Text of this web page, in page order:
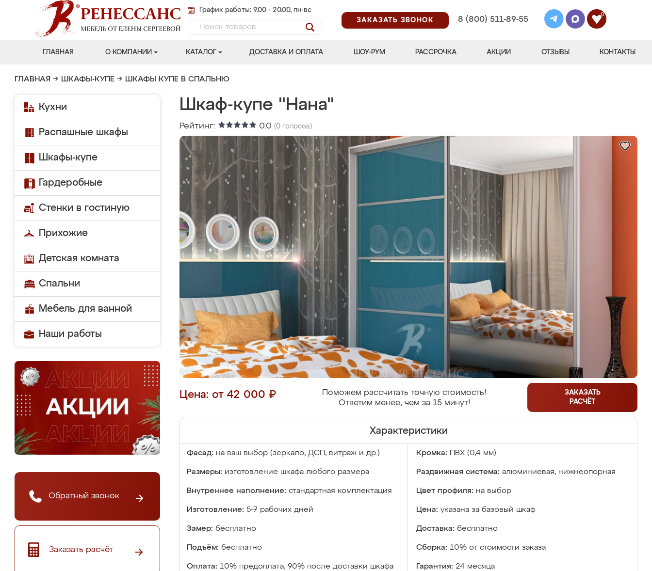
График работы: 9.00 - 20.00, пн-вс
ЗАКАЗАТЬ ЗВОНОК
8 (800) 511-89-55
0
ГЛАВНАЯ О КОМПАНИИ КАТАЛОГ ДОСТАВКА И ОПЛАТА ШОУ-РУМ РАССРОЧКА АКЦИИ ОТЗЫВЫ КОНТАКТЫ
ГЛАВНАЯ → ШКАФЫ-КУПЕ → ШКАФЫ КУПЕ В СПАЛЬНЮ
Кухни
Распашные шкафы
Шкафы-купе
Гардеробные
Стенки в гостиную
Прихожие
Детская комната
Спальни
Мебель для ванной
Наши работы
Обратный звонок
Заказать расчёт
Шкаф-купе "Нана"
Рейтинг: 0.0 (0 голосов)
Цена: от 42 000 ₽
Поможем рассчитать точную стоимость!
Ответим менее, чем за 15 минут!
ЗАКАЗАТЬ
РАСЧЁТ
Характеристики
Фасад: на ваш выбор (зеркало, ДСП, витраж и др.) Кромка: ПВХ (0,4 мм)
Размеры: изготовление шкафа любого размера Раздвижная система: алюминиевая, нижнеопорная
Внутреннее наполнение: стандартная комплектация Цвет профиля: на выбор
Изготовление: 5-7 рабочих дней Цена: указана за базовый шкаф
Замер: бесплатно Доставка: бесплатно
Подъём: бесплатно Сборка: 10% от стоимости заказа
Оплата: 10% предоплата, 90% после доставки шкафа Гарантия: 24 месяца